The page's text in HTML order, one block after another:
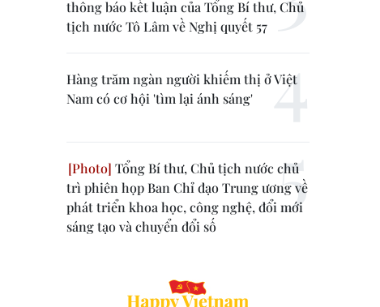
thông báo kết luận của Tổng Bí thư, Chủ
tịch nước Tô Lâm về Nghị quyết 57
Hàng trăm ngàn người khiếm thị ở Việt
Nam có cơ hội 'tìm lại ánh sáng'
Tổng Bí thư, Chủ tịch nước chủ
trì phiên họp Ban Chỉ đạo Trung ương về
phát triển khoa học, công nghệ, đổi mới
sáng tạo và chuyển đổi số